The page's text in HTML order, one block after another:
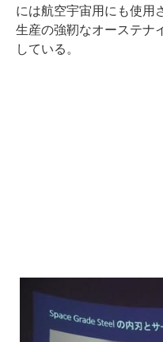
には航空宇宙用にも使用
生産の強靭なオーステナ
している。